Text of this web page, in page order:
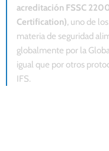
acreditación FSSC
Certification), uno de
materia de seguridad
globalmente por la
igual que por otros
IFS.